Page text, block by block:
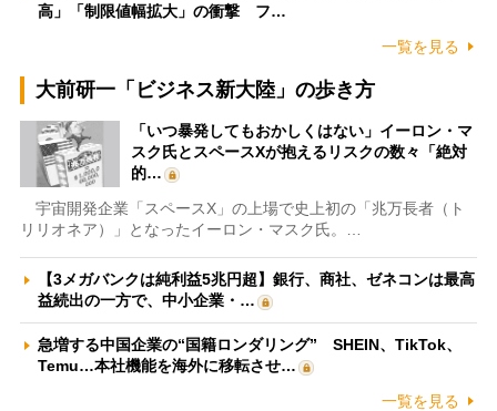
高」「制限値幅拡大」の衝撃 フ…
一覧を見る
大前研一「ビジネス新大陸」の歩き方
「いつ暴発してもおかしくはない」イーロン・マ
スク氏とスペースXが抱えるリスクの数々「絶対
的…
宇宙開発企業「スペースX」の上場で史上初の「兆万長者（ト
リリオネア）」となったイーロン・マスク氏。…
【3メガバンクは純利益5兆円超】銀行、商社、ゼネコンは最高
益続出の一方で、中小企業・…
急増する中国企業の“国籍ロンダリング” SHEIN、TikTok、
Temu…本社機能を海外に移転させ…
一覧を見る